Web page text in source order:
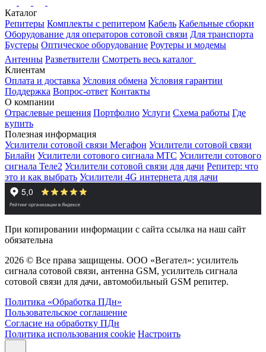
Каталог
Репитеры Комплекты с репитером Кабель Кабельные сборки
Оборудование для операторов сотовой связи Для транспорта
Бустеры Оптическое оборудование Роутеры и модемы
Антенны Разветвители Смотреть весь каталог
Клиентам
Оплата и доставка Условия обмена Условия гарантии
Поддержка Вопрос-ответ Контакты
О компании
Отраслевые решения Портфолио Услуги Схема работы Где
купить
Полезная информация
Усилители сотовой связи Мегафон Усилители сотовой связи
Билайн Усилители сотового сигнала МТС Усилители сотового
сигнала Теле2 Усилители сотовой связи для дачи Репитер: что
это и как выбрать Усилители 4G интернета для дачи
При копировании информации с сайта ссылка на наш сайт
обязательна
2026 © Все права защищены. ООО «Вегател»: усилитель
сигнала сотовой связи, антенна GSM, усилитель сигнала
сотовой связи для дачи, автомобильный GSM репитер.
Политика «Обработка ПДн»
Пользовательское соглашение
Согласие на обработку ПДн
Политика использования cookie Настроить